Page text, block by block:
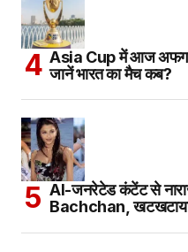
Asia Cup में आज
जानें भारत का मैच कब?
AI-जनरेटेड कंटेंट से
Bachchan, खटखटाया